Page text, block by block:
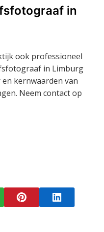
in
ook professioneel
in Limburg
kernwaarden van
Neem contact op